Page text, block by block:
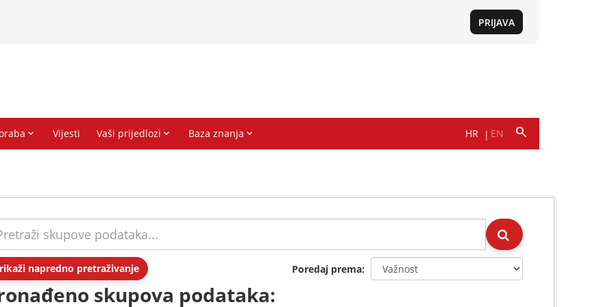
napredno pretraživanje Poredaj prema
skupova podataka: